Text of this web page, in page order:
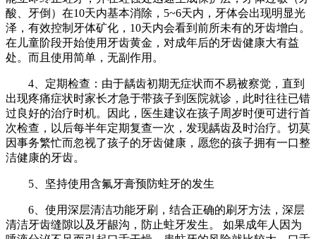
酸、牙倒）在10天内基本消除，5~6天内，牙体会出现明显光
泽，有效控制牙体矿化，10天内会看到前所未有的牙齿增白。
在儿童阶段开始使用牙齿黄金，对成年后的牙齿健康大有益
处。而且使用简单，无副作用。
4、定期检查：由于龋齿初期无症状而不易被察觉，直到
出现疼痛症状时家长才急于带孩子到医院就诊，此时往往已错
过良好的治疗时机。因此，医生建议在孩子周岁时便可进行首
次检查，以后每半年定期复查一次，发现龋齿及时治疗。切莫
因事务繁忙而忽视了孩子的牙齿健康，愿您的孩子拥有一口整
洁健康的牙齿。
5、坚持使用含氟牙膏预防蛀牙的发生
6、使用深层清洁功能牙刷，结合正确的刷牙方法，深层
清洁牙齿缝隙以及牙龈沟，防止蛀牙发生。 如果成年人因为